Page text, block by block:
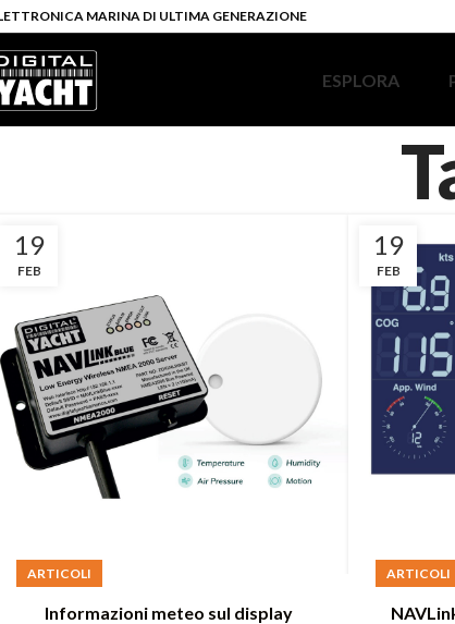
MARINA DI ULTIMA GENERAZIONE
ESPLORA
19
FEB
ARTICOLI
Informazioni meteo sul display
19
FEB
ARTICOLI